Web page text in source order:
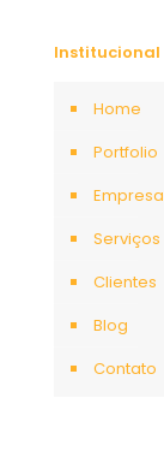
Institucional
Home
Portfolio
Empresa
Serviços
Clientes
Blog
Contato